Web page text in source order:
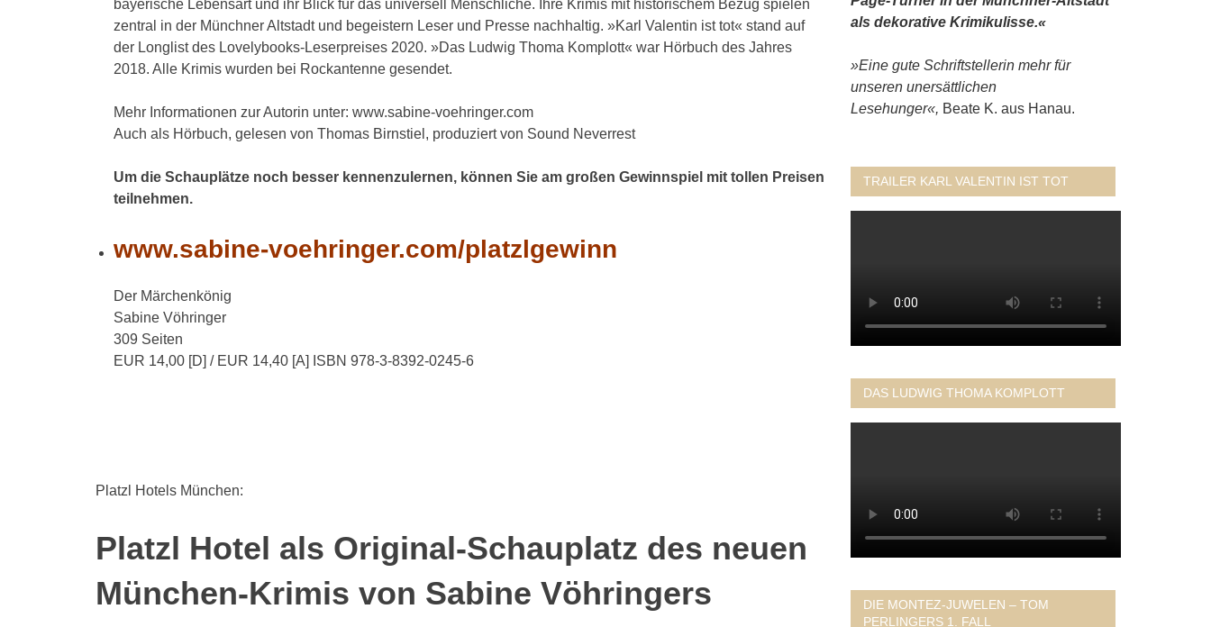
bayerische Lebensart und ihr Blick für das universell Menschliche. Ihre Krimis mit historischem Bezug spielen
zentral in der Münchner Altstadt und begeistern Leser und Presse nachhaltig. »Karl Valentin ist tot« stand auf
der Longlist des Lovelybooks-Leserpreises 2020. »Das Ludwig Thoma Komplott« war Hörbuch des Jahres
2018. Alle Krimis wurden bei Rockantenne gesendet.
Mehr Informationen zur Autorin unter: www.sabine-voehringer.com
Auch als Hörbuch, gelesen von Thomas Birnstiel, produziert von Sound Neverrest
Um die Schauplätze noch besser kennenzulernen, können Sie am großen Gewinnspiel mit tollen Preisen
teilnehmen.
www.sabine-voehringer.com/platzlgewinn
Der Märchenkönig
Sabine Vöhringer
309 Seiten
EUR 14,00 [D] / EUR 14,40 [A] ISBN 978-3-8392-0245-6
Platzl Hotels München:
Platzl Hotel als Original-Schauplatz des neuen
München-Krimis von Sabine Vöhringers
als dekorative Krimikulisse.«
»Eine gute Schriftstellerin mehr für
unseren unersättlichen
Lesehunger«, Beate K. aus Hanau.
TRAILER KARL VALENTIN IST TOT
DAS LUDWIG THOMA KOMPLOTT
DIE MONTEZ-JUWELEN – TOM
PERLINGERS 1. FALL